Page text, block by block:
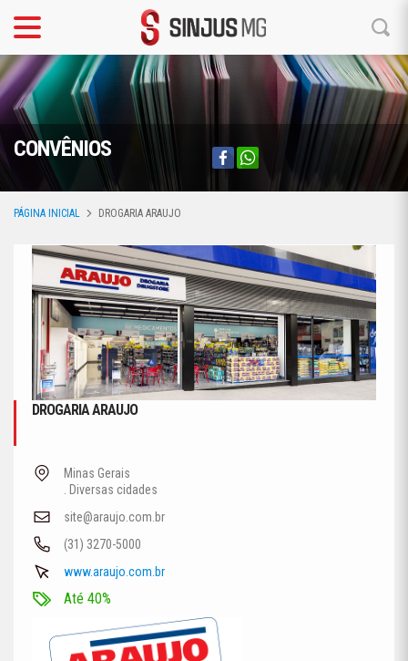
CONVÊNIOS
PÁGINA INICIAL DROGARIA ARAUJO
DROGARIA ARAUJO
Minas Gerais
. Diversas cidades
site@araujo.com.br
(31) 3270-5000
www.araujo.com.br
Até 40%